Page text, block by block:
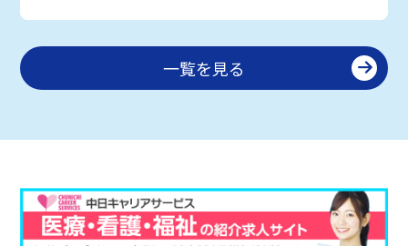
一覧を見る